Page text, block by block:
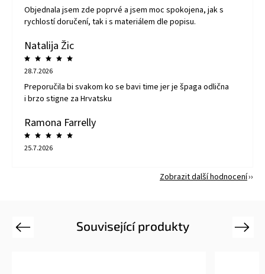
Objednala jsem zde poprvé a jsem moc spokojena, jak s
rychlostí doručení, tak i s materiálem dle popisu.
Natalija Žic
28.7.2026
Preporučila bi svakom ko se bavi time jer je špaga odlična
i brzo stigne za Hrvatsku
Ramona Farrelly
25.7.2026
Zobrazit další hodnocení
Související produkty
Previous Next